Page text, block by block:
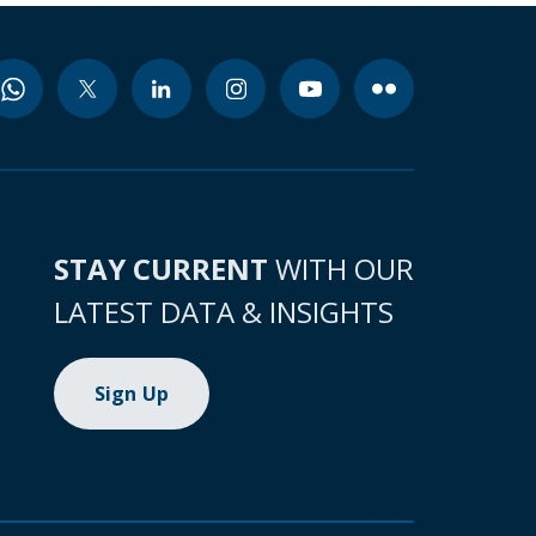
STAY CURRENT WITH OUR
LATEST DATA & INSIGHTS
Sign Up